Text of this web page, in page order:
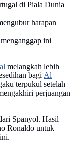
di Piala Dunia
harapan
ini
melangkah lebih
bagi Al
terpukul setelah
perjuangan
Spanyol. Hasil
Ronaldo untuk